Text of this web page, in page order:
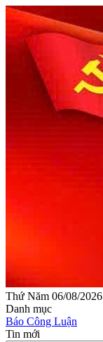
Thứ Năm 06/08/2026
Danh mục
Báo Công Luận
Tin mới